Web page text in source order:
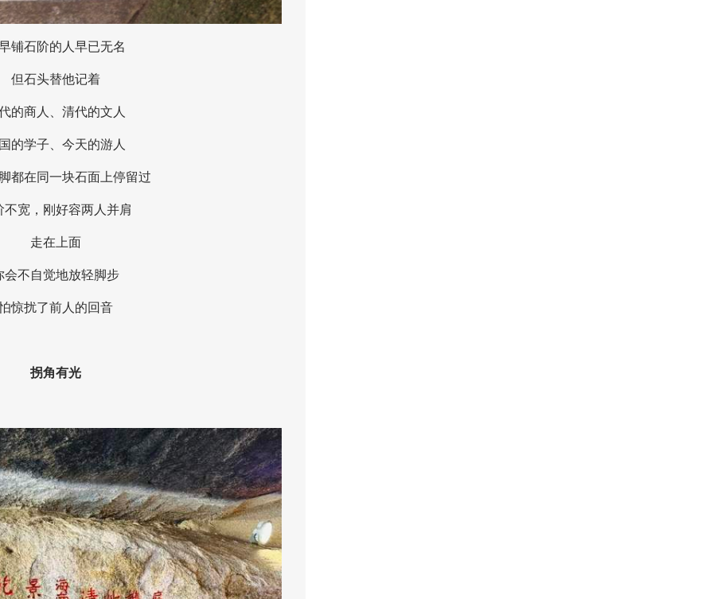
石阶的人早已无名
头替他记着
商人、清代的文人
学子、今天的游人
在同一块石面上停留过
，刚好容两人并肩
走在上面
自觉地放轻脚步
扰了前人的回音
拐角有光